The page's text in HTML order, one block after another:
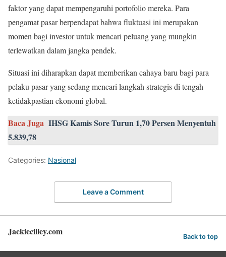
faktor yang dapat mempengaruhi portofolio mereka. Para
pengamat pasar berpendapat bahwa fluktuasi ini merupakan
momen bagi investor untuk mencari peluang yang mungkin
terlewatkan dalam jangka pendek.
Situasi ini diharapkan dapat memberikan cahaya baru bagi para
pelaku pasar yang sedang mencari langkah strategis di tengah
ketidakpastian ekonomi global.
Baca Juga IHSG Kamis Sore Turun 1,70 Persen Menyentuh
5.839,78
Categories: Nasional
Leave a Comment
Jackiecilley.com Back to top